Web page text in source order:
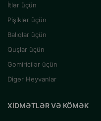
İtlər üçün
Pişiklər üçün
Balıqlar üçün
Quşlar üçün
Gəmiricilər üçün
Digər Heyvanlar
XIDMƏTLƏR VƏ KÖMƏK